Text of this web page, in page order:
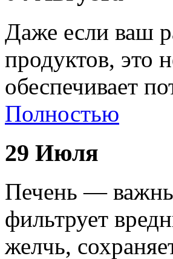
Даже если ваш
продуктов, это
обеспечивает
Полностью
29 Июля
Печень —
фильтрует
желчь,